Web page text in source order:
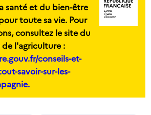
santé et du bien-être
toute sa vie. Pour
consultez le site du
l'agriculture :
conseils-et-
savoir-sur-les-